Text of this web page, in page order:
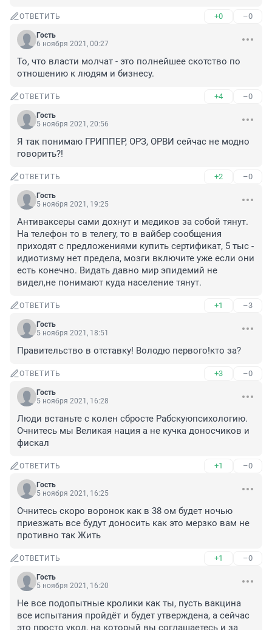
ОТВЕТИТЬ +0 –0
Гость
6 ноября 2021, 00:27
То, что власти молчат - это полнейшее скотство по
отношению к людям и бизнесу.
ОТВЕТИТЬ +4 –0
Гость
5 ноября 2021, 20:56
Я так понимаю ГРИППЕР, ОРЗ, ОРВИ сейчас не модно
говорить?!
ОТВЕТИТЬ +2 –0
Гость
5 ноября 2021, 19:25
Антиваксеры сами дохнут и медиков за собой тянут.
На телефон то в телегу, то в вайбер сообщения
приходят с предложениями купить сертификат, 5 тыс -
идиотизму нет предела, мозги включите уже если они
есть конечно. Видать давно мир эпидемий не
видел,не понимают куда население тянут.
ОТВЕТИТЬ +1 –3
Гость
5 ноября 2021, 18:51
Правительство в отставку! Володю первого!кто за?
ОТВЕТИТЬ +3 –0
Гость
5 ноября 2021, 16:28
Люди встаньте с колен сбросте Рабскуюпсихологию.
Очнитесь мы Великая нация а не кучка доносчиков и
фискал
ОТВЕТИТЬ +1 –0
Гость
5 ноября 2021, 16:25
Очнитесь скоро воронок как в 38 ом будет ночью
приезжать все будут доносить как это мерзко вам не
противно так Жить
ОТВЕТИТЬ +1 –0
Гость
5 ноября 2021, 16:20
Не все подопытные кролики как ты, пусть вакцина
все испытания пройдёт и будет утверждена, а сейчас
это просто укол, на который вы соглашаетесь и за